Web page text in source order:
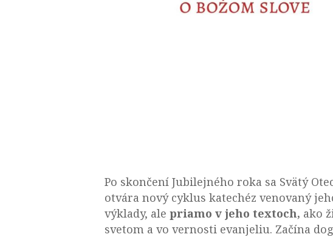
Po skončení Jubilejného roka sa Svätý
otvára nový cyklus katechéz venovaný
výklady, ale priamo v jeho textoch, ako
svetom a vo vernosti evanjeliu. Začína